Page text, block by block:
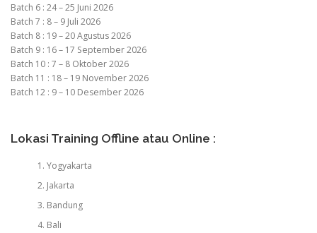
Batch 6 : 24 – 25 Juni 2026
Batch 7 : 8 – 9 Juli 2026
Batch 8 : 19 – 20 Agustus 2026
Batch 9 : 16 – 17 September 2026
Batch 10 : 7 – 8 Oktober 2026
Batch 11 : 18 – 19 November 2026
Batch 12 : 9 – 10 Desember 2026
Lokasi Training Offline atau Online :
Yogyakarta
Jakarta
Bandung
Bali